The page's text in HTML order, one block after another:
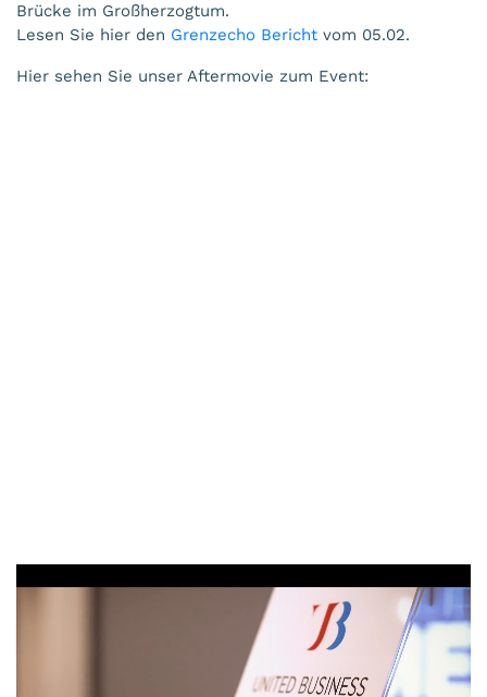
Brücke im Großherzogtum.
Lesen Sie hier den Grenzecho Bericht vom 05.02.
Hier sehen Sie unser Aftermovie zum Event: